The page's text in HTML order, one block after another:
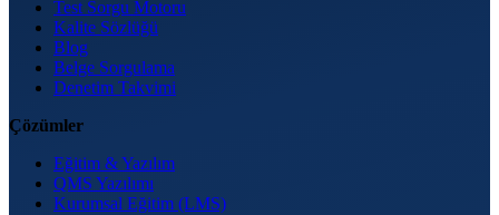
Test Sorgu Motoru
Kalite Sözlüğü
Blog
Belge Sorgulama
Denetim Takvimi
Çözümler
Eğitim & Yazılım
QMS Yazılımı
Kurumsal Eğitim (LMS)